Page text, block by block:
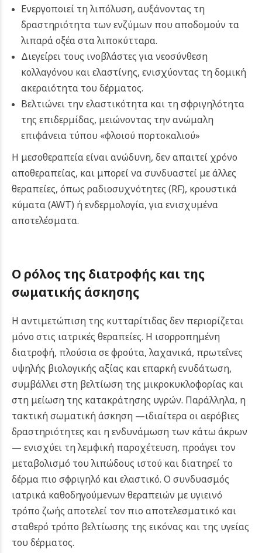
Ενεργοποιεί τη λιπόλυση, αυξάνοντας τη
δραστηριότητα των ενζύμων που αποδομούν τα
λιπαρά οξέα στα λιποκύτταρα.
Διεγείρει τους ινοβλάστες για νεοσύνθεση
κολλαγόνου και ελαστίνης, ενισχύοντας τη δομική
ακεραιότητα του δέρματος.
Βελτιώνει την ελαστικότητα και τη σφριγηλότητα
της επιδερμίδας, μειώνοντας την ανώμαλη
επιφάνεια τύπου «φλοιού πορτοκαλιού»
Η μεσοθεραπεία είναι ανώδυνη, δεν απαιτεί χρόνο
αποθεραπείας, και μπορεί να συνδυαστεί με άλλες
θεραπείες, όπως ραδιοσυχνότητες (RF), κρουστικά
κύματα (AWT) ή ενδερμολογία, για ενισχυμένα
αποτελέσματα.
Ο ρόλος της διατροφής και της
σωματικής άσκησης
Η αντιμετώπιση της κυτταρίτιδας δεν περιορίζεται
μόνο στις ιατρικές θεραπείες. Η ισορροπημένη
διατροφή, πλούσια σε φρούτα, λαχανικά, πρωτεΐνες
υψηλής βιολογικής αξίας και επαρκή ενυδάτωση,
συμβάλλει στη βελτίωση της μικροκυκλοφορίας και
στη μείωση της κατακράτησης υγρών. Παράλληλα, η
τακτική σωματική άσκηση —ιδιαίτερα οι αερόβιες
δραστηριότητες και η ενδυνάμωση των κάτω άκρων
— ενισχύει τη λεμφική παροχέτευση, προάγει τον
μεταβολισμό του λιπώδους ιστού και διατηρεί το
δέρμα πιο σφριγηλό και ελαστικό. Ο συνδυασμός
ιατρικά καθοδηγούμενων θεραπειών με υγιεινό
τρόπο ζωής αποτελεί τον πιο αποτελεσματικό και
σταθερό τρόπο βελτίωσης της εικόνας και της υγείας
του δέρματος.